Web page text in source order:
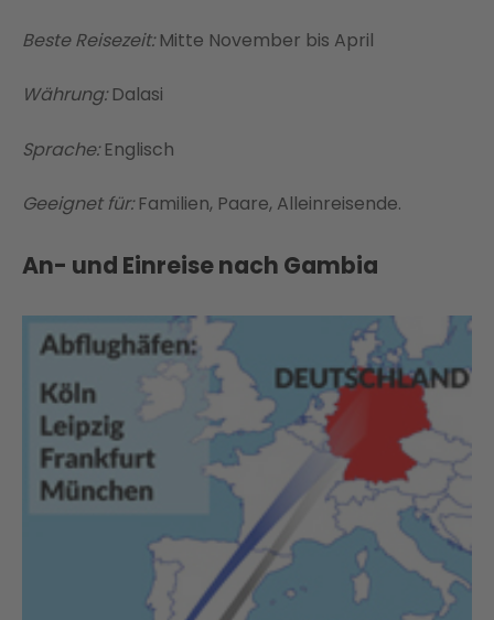
Beste Reisezeit:Mitte November bis April
Währung:Dalasi
Sprache:Englisch
Geeignet für:Familien, Paare, Alleinreisende.
An- und Einreise nach Gambia